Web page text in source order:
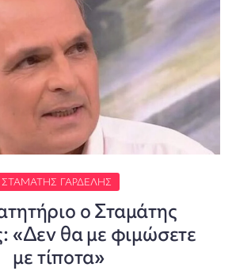
ΣΤΑΜΆΤΗΣ ΓΑΡΔΈΛΗΣ
ο Σταμάτης
«Δεν θα με φιμώσετε
με τίποτα»